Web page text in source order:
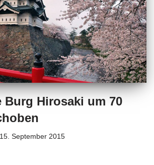
Burg Hirosaki um 70
15. September 2015